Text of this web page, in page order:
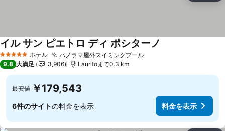
5 ホテルのランク
ホテル パノラマ屋外スイミングプール
イル サン ピエトロ ディ ポシターノ
9.8 大満足 3,906 Lauritoまで0.3 km
最安値 ￥179,543
6件のサイトの料金を表示 料金を表示